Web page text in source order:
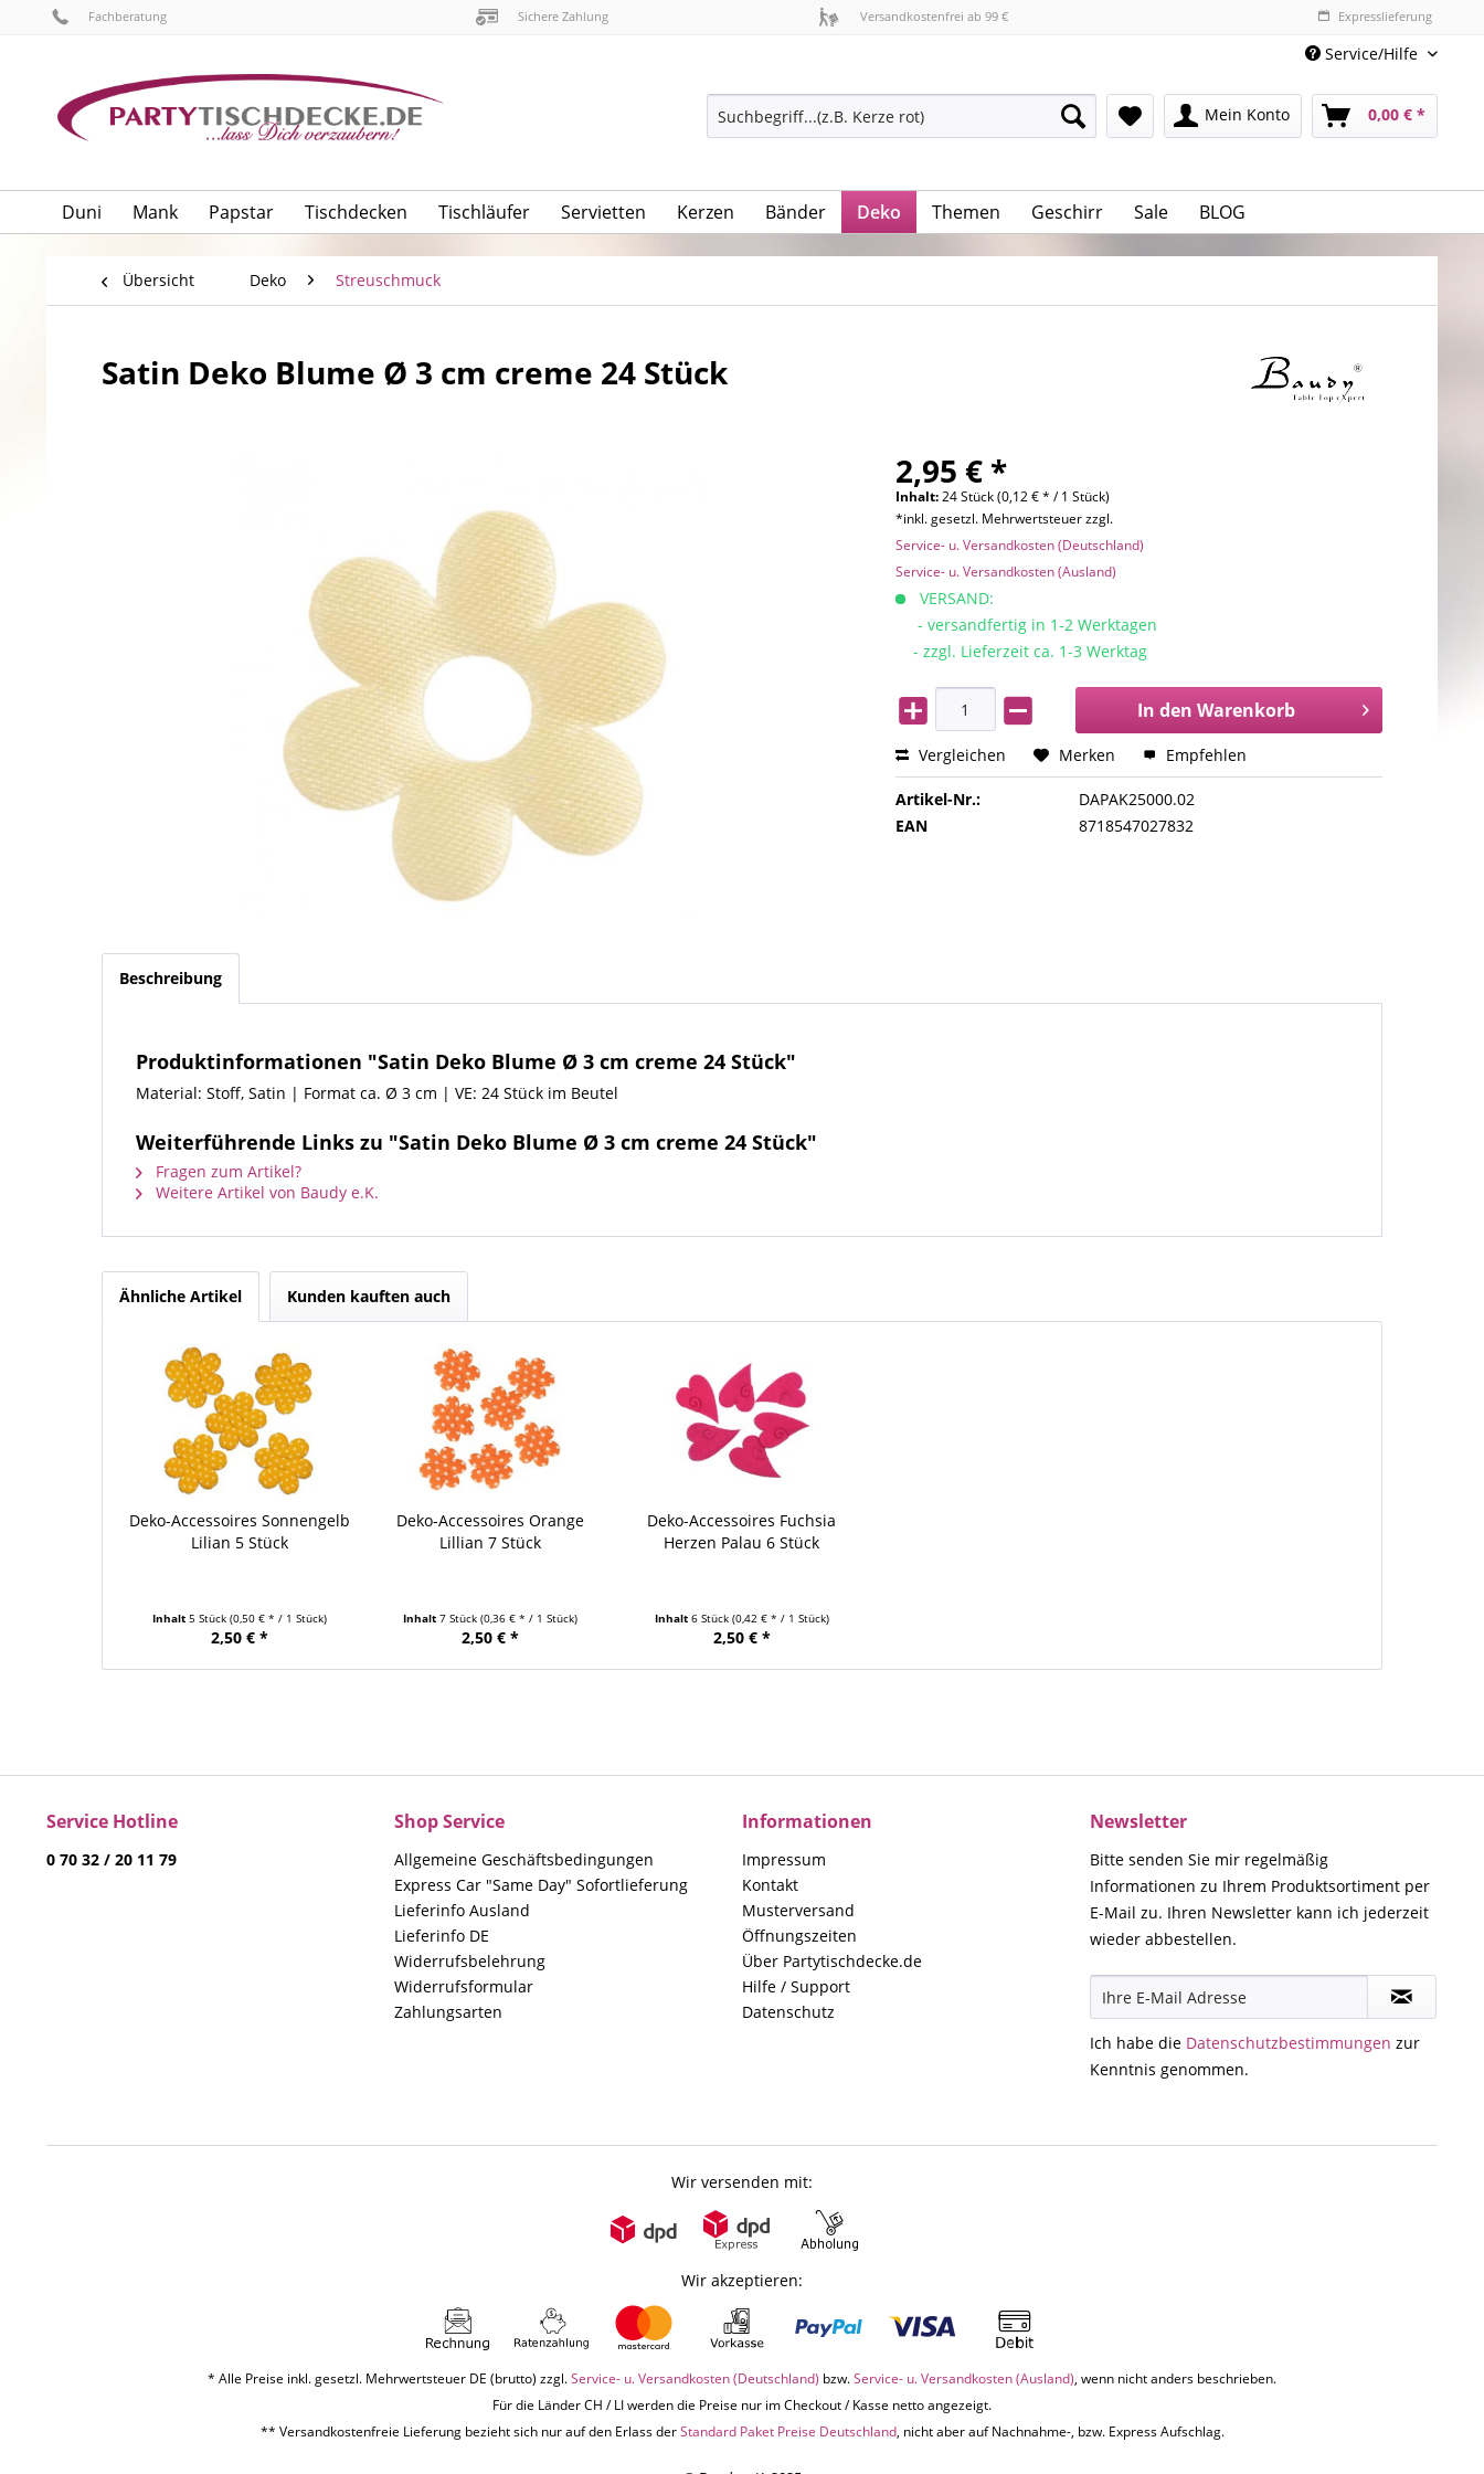
Fachberatung Sichere Zahlung Versandkostenfrei ab 99 € Expresslieferung
Service/Hilfe
Mein Konto 0,00 € *
Duni Mank Papstar Tischdecken Tischläufer Servietten Kerzen Bänder Deko Themen Geschirr Sale BLOG
Übersicht Deko Streuschmuck
Satin Deko Blume Ø 3 cm creme 24 Stück
2,95 € *
Inhalt:24 Stück (0,12 € * / 1 Stück)
*inkl. gesetzl. Mehrwertsteuer zzgl.
Service- u. Versandkosten (Deutschland)
Service- u. Versandkosten (Ausland)
VERSAND:
- versandfertig in 1-2 Werktagen
- zzgl. Lieferzeit ca. 1-3 Werktag
In den Warenkorb
Vergleichen Merken Empfehlen
Artikel-Nr.:
DAPAK25000.02
EAN
8718547027832
Beschreibung
Produktinformationen "Satin Deko Blume Ø 3 cm creme 24 Stück"
Material: Stoff, Satin | Format ca. Ø 3 cm | VE: 24 Stück im Beutel
Weiterführende Links zu "Satin Deko Blume Ø 3 cm creme 24 Stück"
Fragen zum Artikel?
Weitere Artikel von Baudy e.K.
Ähnliche Artikel Kunden kauften auch
Deko-Accessoires Sonnengelb
Lilian 5 Stück
Inhalt 5 Stück (0,50 € * / 1 Stück)
2,50 € *
Deko-Accessoires Orange
Lillian 7 Stück
Inhalt7 Stück(0,36 € * / 1 Stück)
2,50 € *
Deko-Accessoires Fuchsia
Herzen Palau 6 Stück
Inhalt 6 Stück (0,42 € * / 1 Stück)
2,50 € *
Service Hotline
0 70 32 / 20 11 79
Shop Service
Allgemeine Geschäftsbedingungen
Express Car "Same Day" Sofortlieferung
Lieferinfo Ausland
Lieferinfo DE
Widerrufsbelehrung
Widerrufsformular
Zahlungsarten
Informationen
Impressum
Kontakt
Musterversand
Öffnungszeiten
Über Partytischdecke.de
Hilfe / Support
Datenschutz
Newsletter
Bitte senden Sie mir regelmäßig
Informationen zu Ihrem Produktsortiment per
E-Mail zu. Ihren Newsletter kann ich jederzeit
wieder abbestellen.
Ich habe die Datenschutzbestimmungen zur
Kenntnis genommen.
Wir versenden mit:
Wir akzeptieren:
* Alle Preise inkl. gesetzl. Mehrwertsteuer DE (brutto) zzgl.Service- u. Versandkosten (Deutschland) bzw.Service- u. Versandkosten (Ausland), wenn nicht anders beschrieben.
Für die Länder CH / LI werden die Preise nur im Checkout / Kasse netto angezeigt.
** Versandkostenfreie Lieferung bezieht sich nur auf den Erlass derStandard Paket Preise Deutschland, nicht aber auf Nachnahme-, bzw. Express Aufschlag.